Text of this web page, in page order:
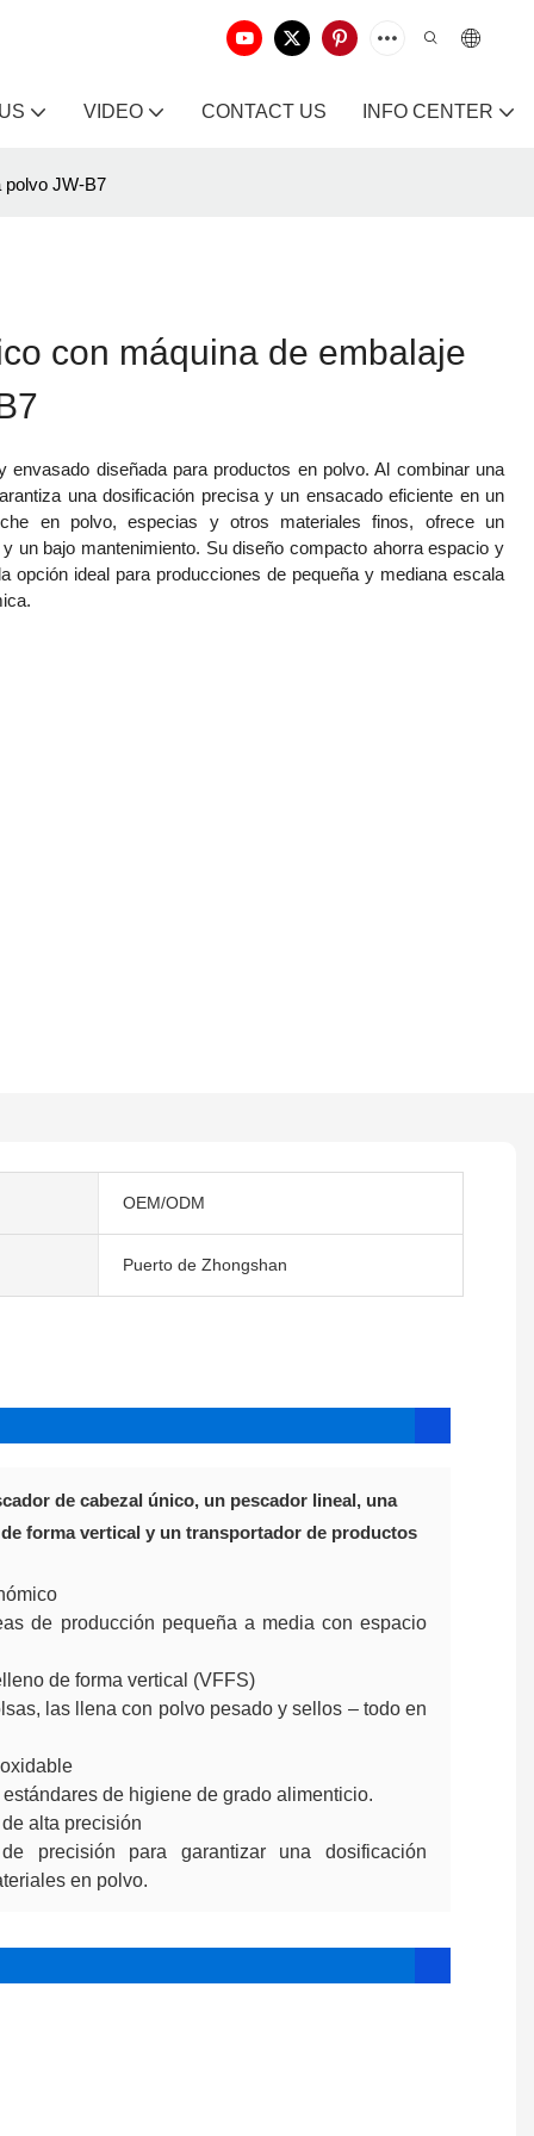
VIDEO CONTACT US INFO CENTER
polvo JW-B7
con máquina de embalaje
diseñada para productos en polvo. Al combinar una
una dosificación precisa y un ensacado eficiente en un
en polvo, especias y otros materiales finos, ofrece un
un bajo mantenimiento. Su diseño compacto ahorra espacio y
opción ideal para producciones de pequeña y mediana escala
OEM/ODM
Puerto de Zhongshan
de cabezal único, un pescador lineal, una
forma vertical y un transportador de productos
de producción pequeña a media con espacio
de forma vertical (VFFS)
las llena con polvo pesado y sellos – todo en
de higiene de grado alimenticio.
alta precisión
precisión para garantizar una dosificación
en polvo.